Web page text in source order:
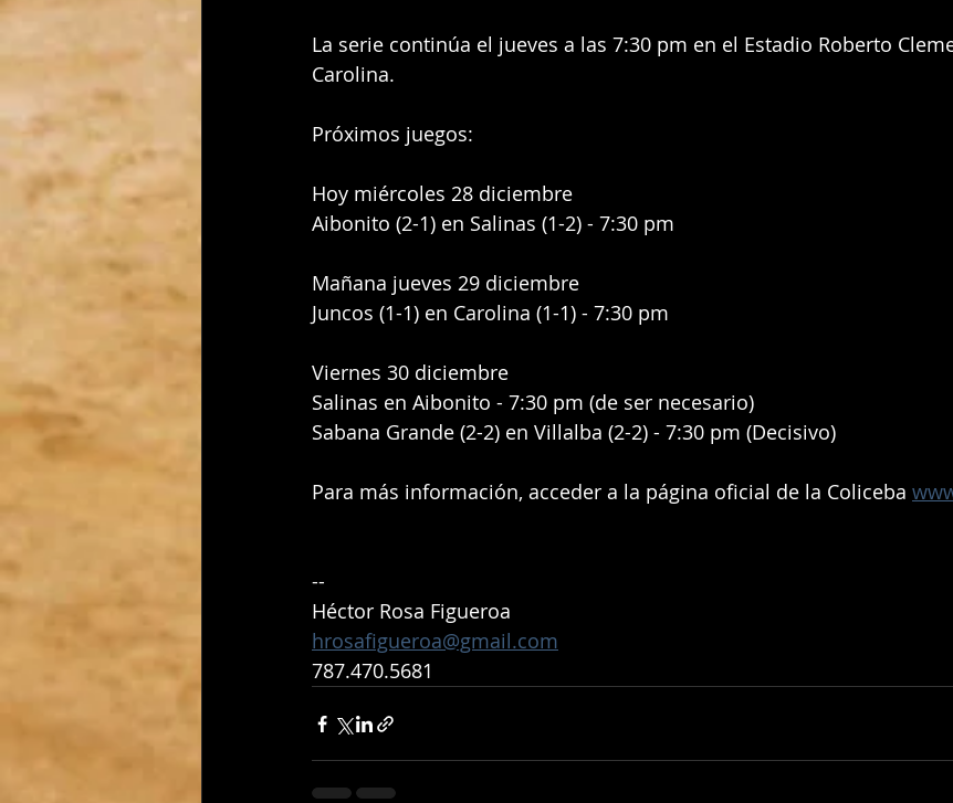
La serie continúa el jueves a las 7:30 pm en el Estadio Roberto
Carolina.
Próximos juegos:
Hoy miércoles 28 diciembre
Aibonito (2-1) en Salinas (1-2) - 7:30 pm
Mañana jueves 29 diciembre
Juncos (1-1) en Carolina (1-1) - 7:30 pm
Viernes 30 diciembre
Salinas en Aibonito - 7:30 pm (de ser necesario)
Sabana Grande (2-2) en Villalba (2-2) - 7:30 pm (Decisivo)
Para más información, acceder a la página oficial de la Coliceba
--
Héctor Rosa Figueroa
hrosafigueroa@gmail.com
787.470.5681